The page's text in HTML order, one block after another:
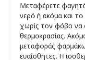
Μεταφέρετε
νερό ή ακόμα και
χωρίς τον φόβο να
θερμοκρασίας.
μεταφοράς
ευαίσθητες. H